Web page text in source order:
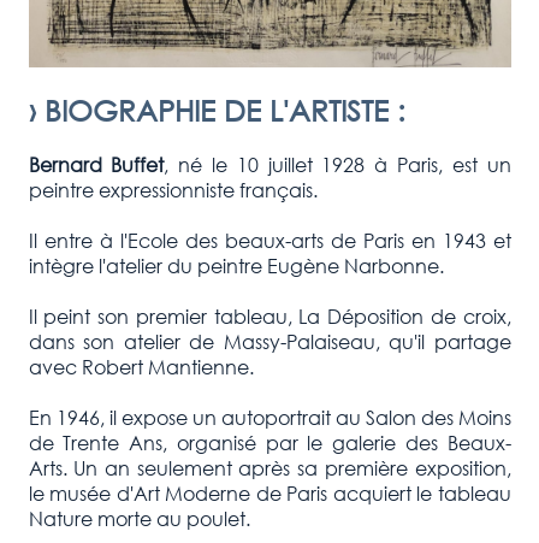
› BIOGRAPHIE DE L'ARTISTE:
Bernard Buffet, né le 10 juillet 1928 à Paris, est un
peintre expressionniste français.
Il entre à l'Ecole des beaux-arts de Paris en 1943 et
intègre l'atelier du peintre Eugène Narbonne.
Il peint son premier tableau, La Déposition de croix,
dans son atelier de Massy-Palaiseau, qu'il partage
avec Robert Mantienne.
En 1946, il expose un autoportrait au Salon des Moins
de Trente Ans, organisé par le galerie des Beaux-
Arts. Un an seulement après sa première exposition,
le musée d'Art Moderne de Paris acquiert le tableau
Nature morte au poulet.